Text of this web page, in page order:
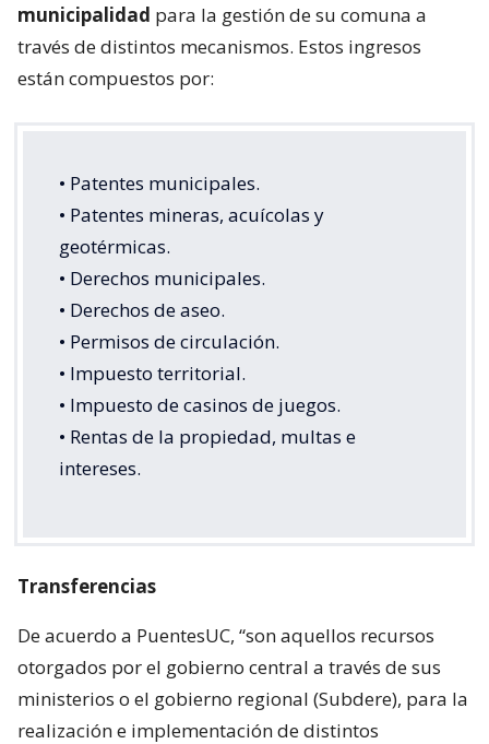
municipalidad para la gestión de su comuna a
través de distintos mecanismos. Estos ingresos
están compuestos por:
• Patentes municipales.
• Patentes mineras, acuícolas y
geotérmicas.
• Derechos municipales.
• Derechos de aseo.
• Permisos de circulación.
• Impuesto territorial.
• Impuesto de casinos de juegos.
• Rentas de la propiedad, multas e
intereses.
Transferencias
De acuerdo a PuentesUC, “son aquellos recursos
otorgados por el gobierno central a través de sus
ministerios o el gobierno regional (Subdere), para la
realización e implementación de distintos